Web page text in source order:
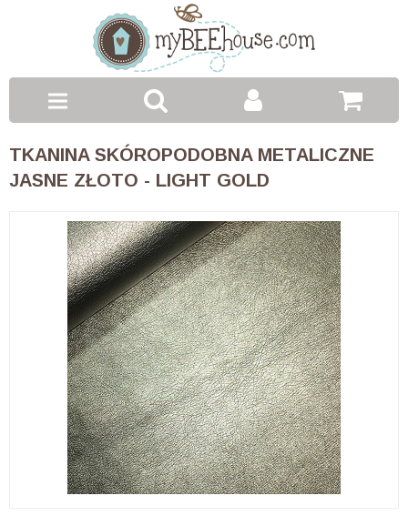
Toggle
navigation
TKANINA SKÓROPODOBNA METALICZNE
JASNE ZŁOTO - LIGHT GOLD